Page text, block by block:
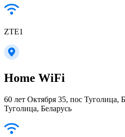
ZTE1
Home WiFi
60 лет Октября 35, пос Туголица,
Туголица, Беларусь